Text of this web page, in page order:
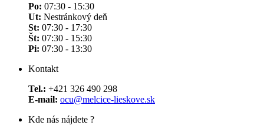
Po: 07:30 - 15:30
Ut: Nestránkový deň
St: 07:30 - 17:30
Št: 07:30 - 15:30
Pi: 07:30 - 13:30
Kontakt
Tel.: +421 326 490 298
E-mail: ocu@melcice-lieskove.sk
Kde nás nájdete ?